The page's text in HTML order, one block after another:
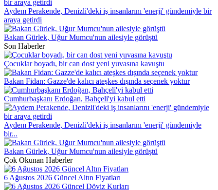
Aydem Perakende, Denizli'deki iş insanlarını 'enerji' gündemiyle bir
araya getirdi
Bakan Gürlek, Uğur Mumcu'nun ailesiyle görüştü
Son Haberler
Çocuklar boyadı, bir can dost yeni yuvasına kavuştu
Bakan Fidan: Gazze'de kalıcı ateşkes dışında seçenek yoktur
Cumhurbaşkanı Erdoğan, Bahçeli'yi kabul etti
Aydem Perakende, Denizli'deki iş insanlarını 'enerji' gündemiyle
bir...
Bakan Gürlek, Uğur Mumcu'nun ailesiyle görüştü
Çok Okunan Haberler
6 Ağustos 2026 Güncel Altın Fiyatları